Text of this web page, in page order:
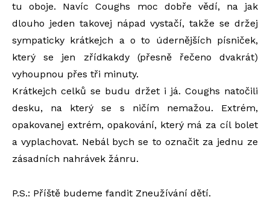
tu oboje. Navíc Coughs moc dobře vědí, na jak
dlouho jeden takovej nápad vystačí, takže se držej
sympaticky krátkejch a o to údernějších písniček,
který se jen zřídkakdy (přesně řečeno dvakrát)
vyhoupnou přes tři minuty.
Krátkejch celků se budu držet i já. Coughs natočili
desku, na který se s ničím nemažou. Extrém,
opakovanej extrém, opakování, který má za cíl bolet
a vyplachovat. Nebál bych se to označit za jednu ze
zásadních nahrávek žánru.
P.S.: Příště budeme fandit Zneužívání dětí.